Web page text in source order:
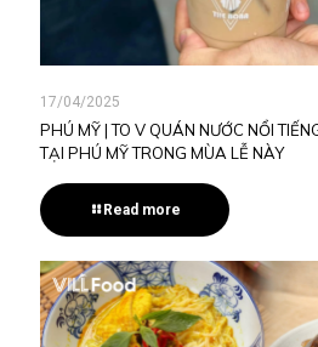
17/04/2025
PHÚ MỸ | TO V QUÁN NƯỚC NỔI
TẠI PHÚ MỸ TRONG MÙA LỄ NÀY
Read more